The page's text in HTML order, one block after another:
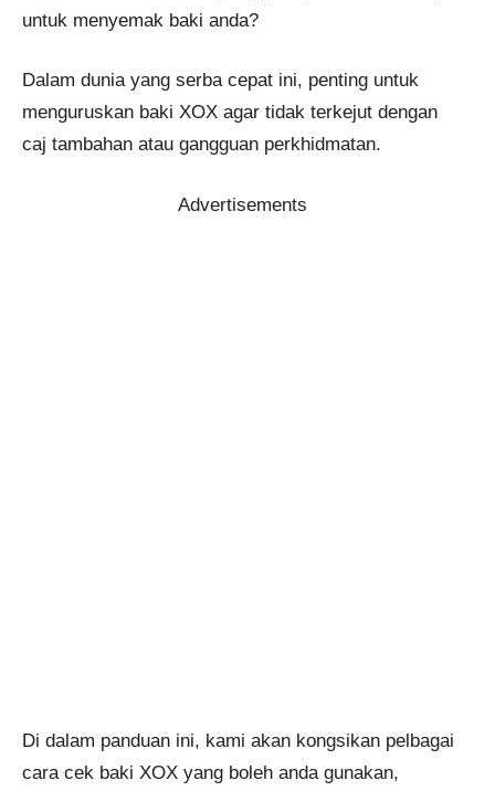
untuk menyemak baki anda?
Dalam dunia yang serba cepat ini, penting untuk
menguruskan baki XOX agar tidak terkejut dengan
caj tambahan atau gangguan perkhidmatan.
Advertisements
Di dalam panduan ini, kami akan kongsikan pelbagai
cara cek baki XOX yang boleh anda gunakan,